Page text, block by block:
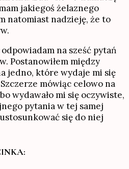
jakiegoś żelaznego
natomiast nadzieję, że to
na sześć pytań
Postanowiłem między
jedno, które wydaje mi się
mówiąc celowo na
wydawało mi się oczywiste,
pytania w tej samej
się do niej